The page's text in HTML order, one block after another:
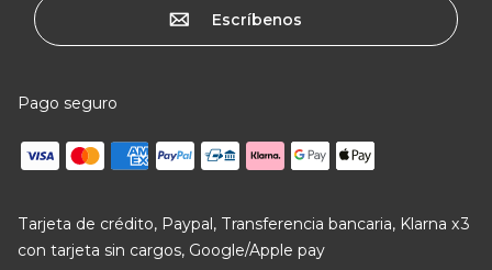
Escríbenos
Pago seguro
Tarjeta de crédito, Paypal, Transferencia bancaria, Klarna x3
con tarjeta sin cargos, Google/Apple pay